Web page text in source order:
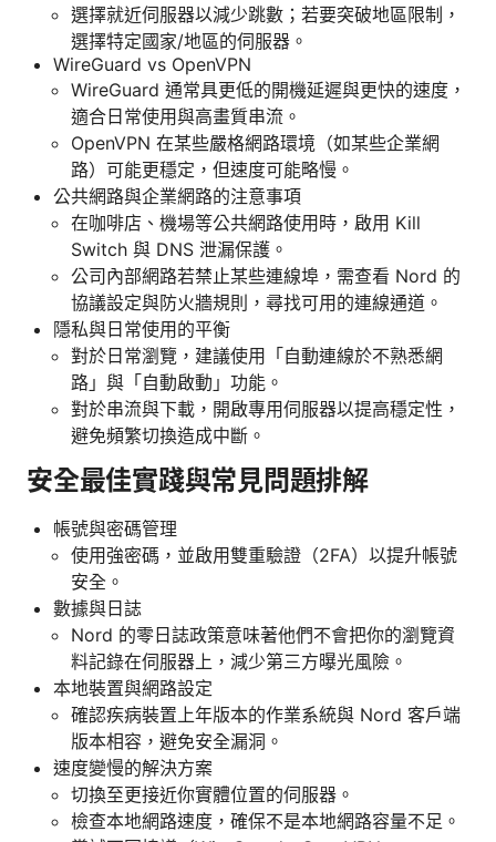
選擇就近伺服器以減少跳數；若要突破地區限制，
選擇特定國家/地區的伺服器。
WireGuard vs OpenVPN
WireGuard 通常具更低的開機延遲與更快的速度，
適合日常使用與高畫質串流。
OpenVPN 在某些嚴格網路環境（如某些企業網
路）可能更穩定，但速度可能略慢。
公共網路與企業網路的注意事項
在咖啡店、機場等公共網路使用時，啟用 Kill
Switch 與 DNS 泄漏保護。
公司內部網路若禁止某些連線埠，需查看 Nord 的
協議設定與防火牆規則，尋找可用的連線通道。
隱私與日常使用的平衡
對於日常瀏覽，建議使用「自動連線於不熟悉網
路」與「自動啟動」功能。
對於串流與下載，開啟專用伺服器以提高穩定性，
避免頻繁切換造成中斷。
安全最佳實踐與常見問題排解
帳號與密碼管理
使用強密碼，並啟用雙重驗證（2FA）以提升帳號
安全。
數據與日誌
Nord 的零日誌政策意味著他們不會把你的瀏覽資
料記錄在伺服器上，減少第三方曝光風險。
本地裝置與網路設定
確認疾病裝置上年版本的作業系統與 Nord 客戶端
版本相容，避免安全漏洞。
速度變慢的解決方案
切換至更接近你實體位置的伺服器。
檢查本地網路速度，確保不是本地網路容量不足。